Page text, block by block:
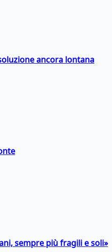
ancora lontana
sempre più fragili e soli»